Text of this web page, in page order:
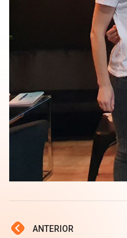
ANTERIOR